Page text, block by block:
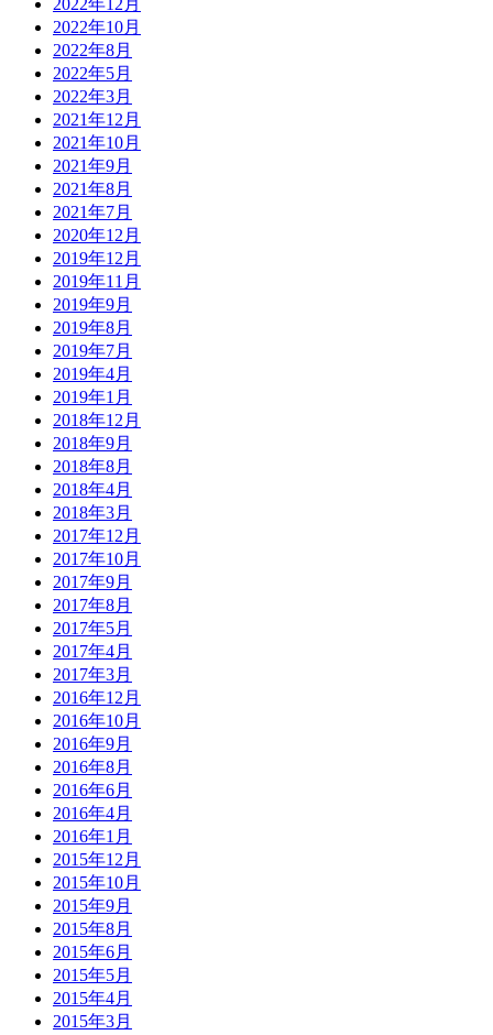
2022年10月
2022年8月
2022年5月
2022年3月
2021年12月
2021年10月
2021年9月
2021年8月
2021年7月
2020年12月
2019年12月
2019年11月
2019年9月
2019年8月
2019年7月
2019年4月
2019年1月
2018年12月
2018年9月
2018年8月
2018年4月
2018年3月
2017年12月
2017年10月
2017年9月
2017年8月
2017年5月
2017年4月
2017年3月
2016年12月
2016年10月
2016年9月
2016年8月
2016年6月
2016年4月
2016年1月
2015年12月
2015年10月
2015年9月
2015年8月
2015年6月
2015年5月
2015年4月
2015年3月